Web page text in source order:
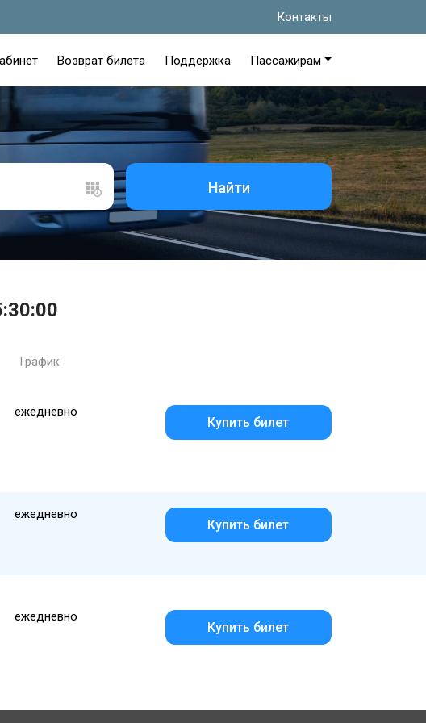
Контакты
Возврат билета Поддержка Пассажирам
Найти
График
ежедневно
Купить билет
ежедневно
Купить билет
ежедневно
Купить билет